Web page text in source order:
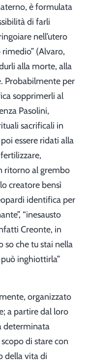
è formulata
di farli
nell’utero
(Alvaro,
alla morte, alla
Probabilmente per
sopprimerli al
Pasolini,
sacrificali in
essere ridati alla
ritorno al grembo
creatore bensì
identifica per
“inesausto
Creonte, in
so che tu stai nella
inghiottirla”
organizzato
a partire dal loro
determinata
di stare con
della vita di